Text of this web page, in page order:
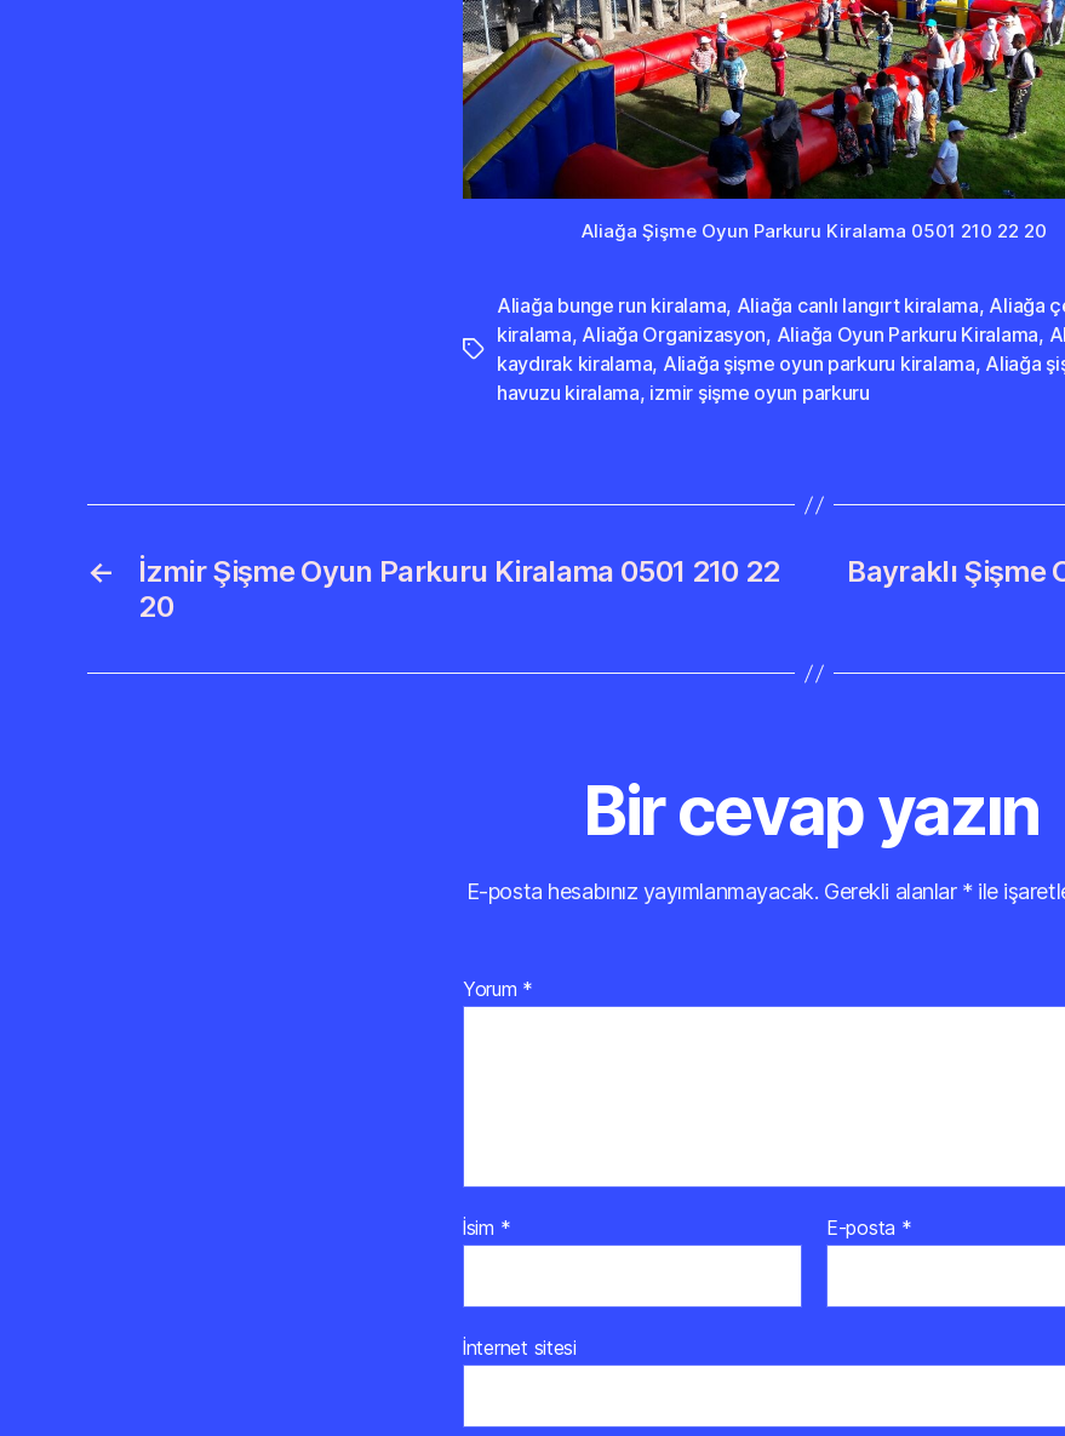
Aliağa Şişme Oyun Parkuru Kiralama 0501 210 22 20
Etiketler
Aliağa bunge run kiralama, Aliağa canlı langırt kiralama, Aliağa
kiralama, Aliağa Organizasyon, Aliağa Oyun Parkuru Kiralama,
kaydırak kiralama, Aliağa şişme oyun parkuru kiralama, Aliağa
havuzu kiralama, izmir şişme oyun parkuru
←
İzmir Şişme Oyun Parkuru Kiralama 0501 210 22
20
Bayraklı Şişme
Bir cevap yazın
E-posta hesabınız yayımlanmayacak. Gerekli alanlar *ile
Yorum *
İsim * E-posta *
İnternet sitesi